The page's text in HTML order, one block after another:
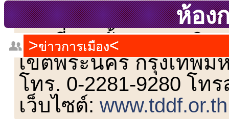
ห้อง
ข่าวการเมือง
เลขที่ 23 ชั้น 2 ถนนวิ
เขตพระนคร กรุงเทพม
โทร. 0-2281-9280 โท
เว็บไซต์:www.tddf.or.th